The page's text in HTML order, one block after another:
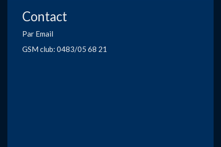
Contact
Par Email
GSM club: 0483/05 68 21